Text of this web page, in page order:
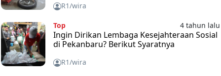
R1/wira
Top 4 tahun lalu
Ingin Dirikan Lembaga Kesejahteraan Sosial
di Pekanbaru? Berikut Syaratnya
R1/wira